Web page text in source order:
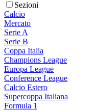
Sezioni
Calcio
Mercato
Serie A
Serie B
Coppa Italia
Champions League
Europa League
Conference League
Calcio Estero
Supercoppa Italiana
Formula 1